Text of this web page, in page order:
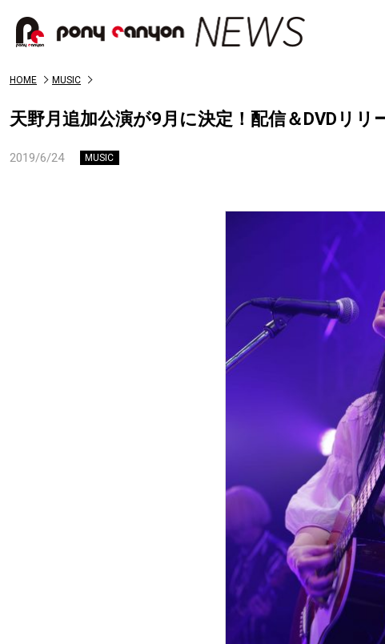
HOME MUSIC
天野月追加公演が9月に決定！配信＆DVDリリ
2019/6/24 MUSIC